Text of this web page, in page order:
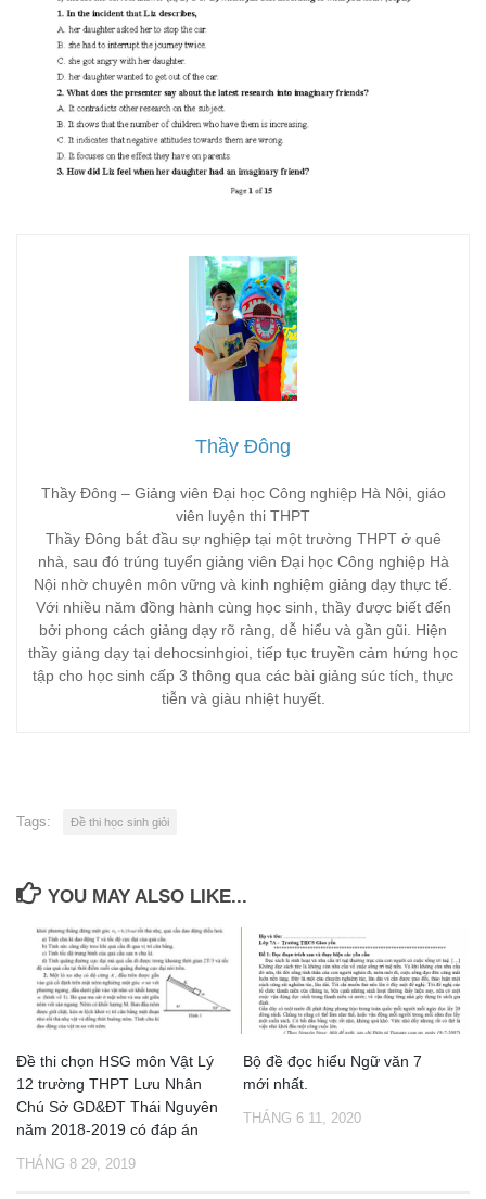
Thầy Đông
Thầy Đông – Giảng viên Đại học Công nghiệp Hà Nội, giáo
viên luyện thi THPT
Thầy Đông bắt đầu sự nghiệp tại một trường THPT ở quê
nhà, sau đó trúng tuyển giảng viên Đại học Công nghiệp Hà
Nội nhờ chuyên môn vững và kinh nghiệm giảng dạy thực tế.
Với nhiều năm đồng hành cùng học sinh, thầy được biết đến
bởi phong cách giảng dạy rõ ràng, dễ hiểu và gần gũi. Hiện
thầy giảng dạy tại dehocsinhgioi, tiếp tục truyền cảm hứng học
tập cho học sinh cấp 3 thông qua các bài giảng súc tích, thực
tiễn và giàu nhiệt huyết.
Tags: Đề thi học sinh giỏi
YOU MAY ALSO LIKE...
Đề thi chọn HSG môn Vật Lý
12 trường THPT Lưu Nhân
Chú Sở GD&ĐT Thái Nguyên
năm 2018-2019 có đáp án
THÁNG 8 29, 2019
Bộ đề đọc hiểu Ngữ văn 7
mới nhất.
THÁNG 6 11, 2020